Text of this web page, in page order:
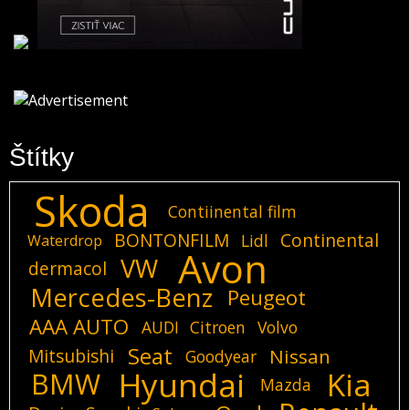
Štítky
Skoda Contiinental film
Waterdrop BONTONFILM Lidl
Continental
dermacol
VW Avon
Mercedes-Benz
Peugeot
AAA AUTO
AUDI Citroen Volvo
Mitsubishi Seat Goodyear Nissan
BMW Hyundai Mazda Kia